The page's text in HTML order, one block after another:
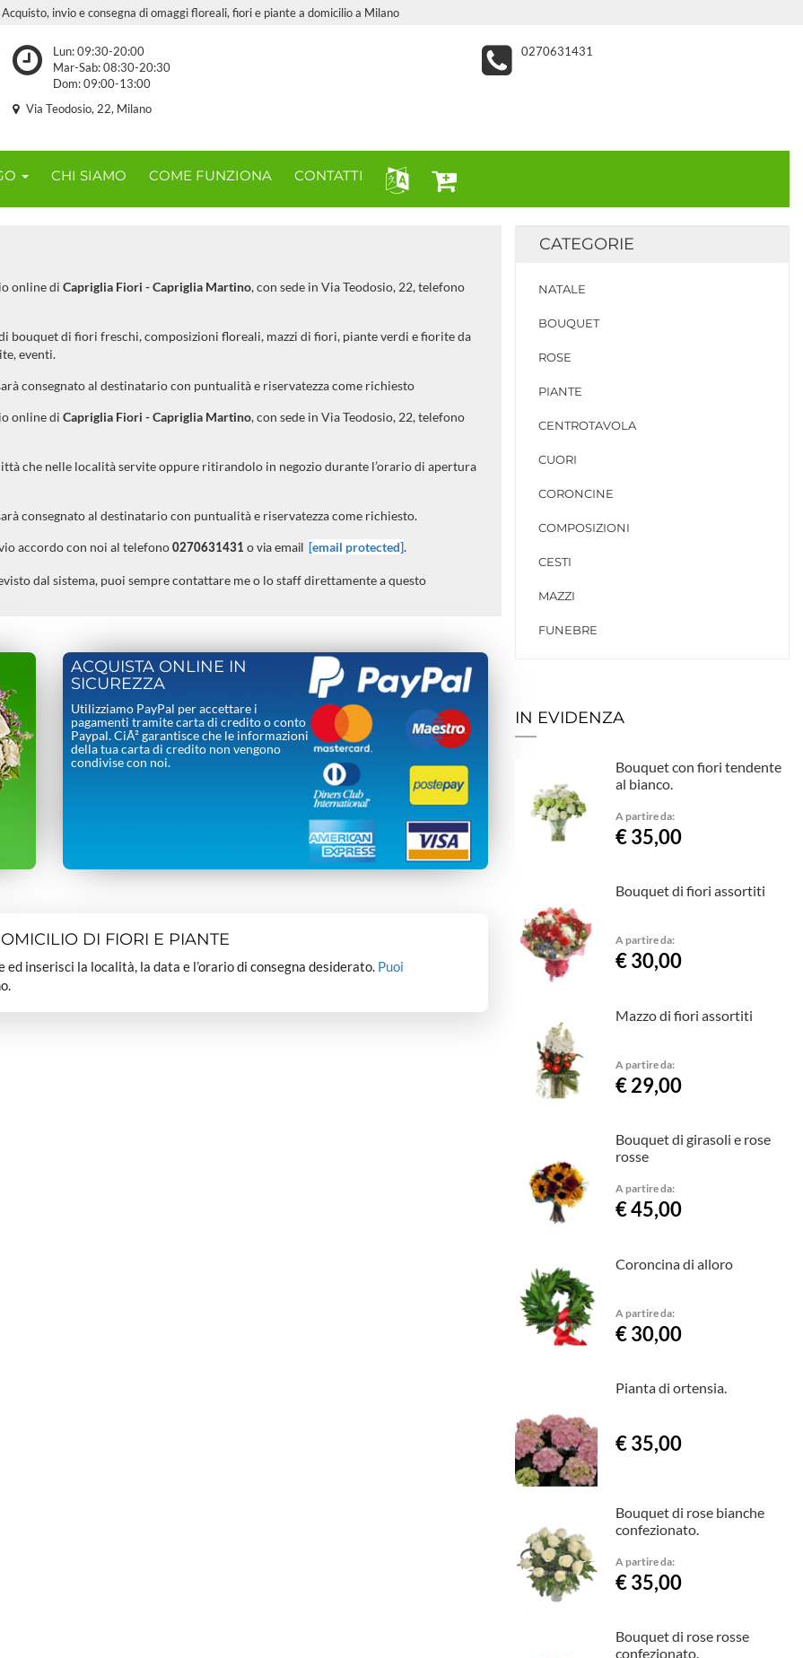
Acquisto, invio e consegna di omaggi floreali, fiori e piante a domicilio a Milano
Lun: 09:30-20:00
Mar-Sab: 08:30-20:30
Dom: 09:00-13:00
0270631431
Via Teodosio, 22, Milano
CHI SIAMO COME FUNZIONA CONTATTI
online di Capriglia Fiori - Capriglia Martino, con sede in Via Teodosio, 22, telefono
bouquet di fiori freschi, composizioni floreali, mazzi di fiori, piante verdi e fiorite da
eventi.
consegnato al destinatario con puntualità e riservatezza come richiesto
online di Capriglia Fiori - Capriglia Martino, con sede in Via Teodosio, 22, telefono
che nelle località servite oppure ritirandolo in negozio durante l’orario di apertura
consegnato al destinatario con puntualità e riservatezza come richiesto.
accordo con noi al telefono 0270631431 o via email [email protected].
dal sistema, puoi sempre contattare me o lo staff direttamente a questo
ACQUISTA ONLINE IN
SICUREZZA
Utilizziamo PayPal per accettare i
pagamenti tramite carta di credito o conto
Paypal. CiÃ² garantisce che le informazioni
della tua carta di credito non vengono
condivise con noi.
DI FIORI E PIANTE
inserisci la località, la data e l’orario di consegna desiderato. Puoi
CATEGORIE
NATALE
BOUQUET
ROSE
PIANTE
CENTROTAVOLA
CUORI
CORONCINE
COMPOSIZIONI
CESTI
MAZZI
FUNEBRE
IN EVIDENZA
Bouquet con fiori tendente
al bianco.
A partire da:
€ 35,00
Bouquet di fiori assortiti
A partire da:
€ 30,00
Mazzo di fiori assortiti
A partire da:
€ 29,00
Bouquet di girasoli e rose
rosse
A partire da:
€ 45,00
Coroncina di alloro
A partire da:
€ 30,00
Pianta di ortensia.
€ 35,00
Bouquet di rose bianche
confezionato.
A partire da:
€ 35,00
Bouquet di rose rosse
confezionato.